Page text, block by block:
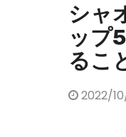
シャ
ップ
るこ
2022/